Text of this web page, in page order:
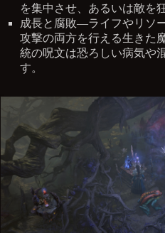
を集中させ、あるいは敵を
成長と腐敗—ライフやリソ
攻撃の両方を行える生きた
統の呪文は恐ろしい病気や
す。